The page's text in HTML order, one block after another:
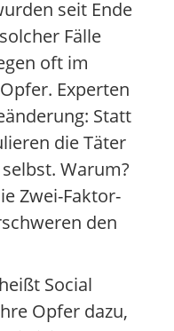
seit Ende
Fälle
oft im
Experten
Statt
die Täter
Warum?
Zwei-Faktor-
den
Social
Opfer dazu,